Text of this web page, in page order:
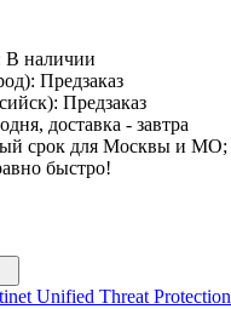
В наличии
Предзаказ
Предзаказ
доставка - завтра
срок для Москвы и МО;
быстро!